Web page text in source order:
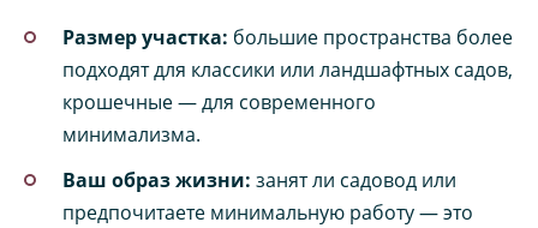
Размер участка: большие пространства более
подходят для классики или ландшафтных садов,
крошечные — для современного
минимализма.
Ваш образ жизни: занят ли садовод или
предпочитаете минимальную работу — это